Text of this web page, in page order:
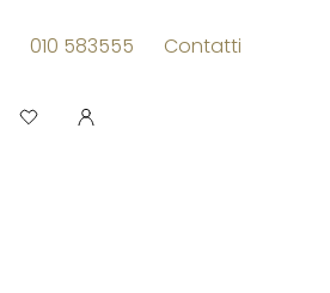
010 583555 Contatti